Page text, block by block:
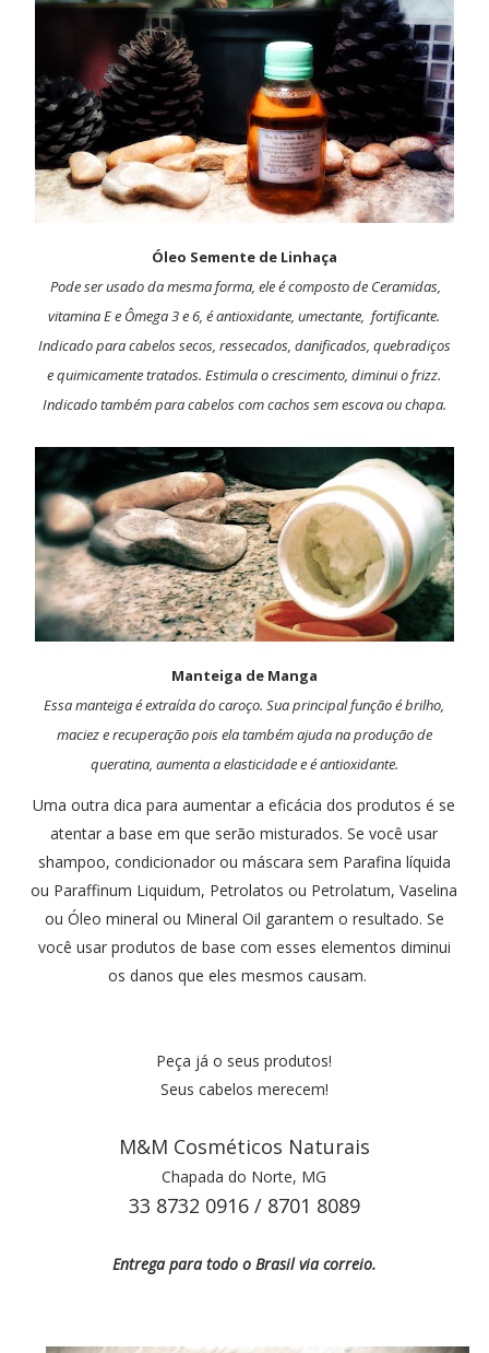
Óleo Semente de Linhaça
Pode ser usado da mesma forma, ele é composto de Ceramidas,
vitamina E e Ômega 3 e 6, é antioxidante, umectante, fortificante.
Indicado para cabelos secos, ressecados, danificados, quebradiços
e quimicamente tratados. Estimula o crescimento, diminui o frizz.
Indicado também para cabelos com cachos sem escova ou chapa.
Manteiga de Manga
Essa manteiga é extraída do caroço. Sua principal função é brilho,
maciez e recuperação pois ela também ajuda na produção de
queratina, aumenta a elasticidade e é antioxidante.
Uma outra dica para aumentar a eficácia dos produtos é se
atentar a base em que serão misturados. Se você usar
shampoo, condicionador ou máscara sem Parafina líquida
ou Paraffinum Liquidum, Petrolatos ou Petrolatum, Vaselina
ou Óleo mineral ou Mineral Oil garantem o resultado. Se
você usar produtos de base com esses elementos diminui
os danos que eles mesmos causam.
Peça já o seus produtos!
Seus cabelos merecem!
M&M Cosméticos Naturais
Chapada do Norte, MG
33 8732 0916 / 8701 8089
Entrega para todo o Brasil via correio.